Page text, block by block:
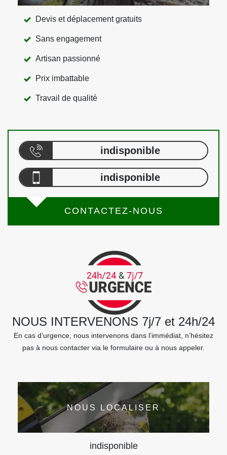
Devis et déplacement gratuits
Sans engagement
Artisan passionné
Prix imbattable
Travail de qualité
indisponible
indisponible
CONTACTEZ-NOUS
NOUS INTERVENONS 7j/7 et 24h/24
En cas d’urgence, nous intervenons dans l’immédiat, n’hésitez
pas à nous contacter via le formulaire ou à nous appeler.
NOUS LOCALISER
indisponible